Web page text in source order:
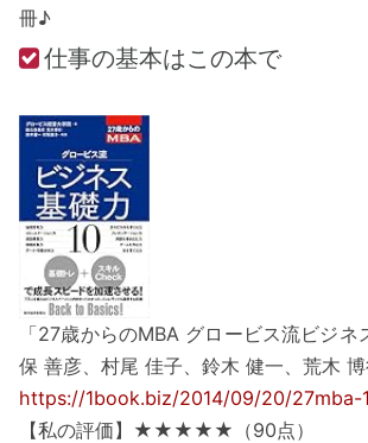
冊♪
仕事の基本はこの本で
「27歳からのMBA グロービス流ビジネ
保 善彦、村尾 佳子、鈴木 健一、荒木
https://1book.biz/2014/09/20/27mba-
【私の評価】★★★★★（90点）